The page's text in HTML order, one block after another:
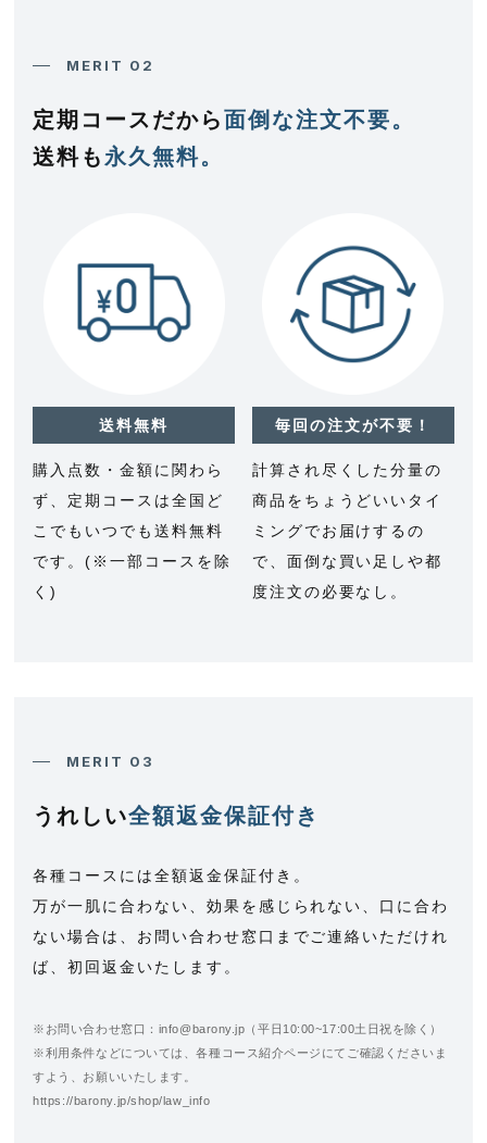
MERIT 02
定期コースだから面倒な注文不要。
送料も永久無料。
送料無料
購入点数・金額に関わら
ず、定期コースは全国ど
こでもいつでも送料無料
です。(※一部コースを除
く)
毎回の注文が不要！
計算され尽くした分量の
商品をちょうどいいタイ
ミングでお届けするの
で、面倒な買い足しや都
度注文の必要なし。
MERIT 03
うれしい全額返金保証付き
各種コースには全額返金保証付き。
万が一肌に合わない、効果を感じられない、口に合わ
ない場合は、お問い合わせ窓口までご連絡いただけれ
ば、初回返金いたします。
※お問い合わせ窓口：info@barony.jp（平日10:00~17:00土日祝を除く）
※利用条件などについては、各種コース紹介ページにてご確認くださいま
すよう、お願いいたします。
https://barony.jp/shop/law_info